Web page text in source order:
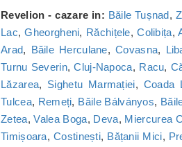
Revelion - cazare in: Băile Tușnad,
Lac,Gheorgheni, Răchițele,Colibița,
Arad, Băile Herculane,Covasna,
Turnu Severin,Cluj-Napoca, Racu,
Lăzarea, Sighetu Marmației, Coada
Tulcea, Remeți, Băile Bálványos,
Zetea,Valea Boga, Deva, Miercurea
Timișoara, Costinești, Bățanii Mici,